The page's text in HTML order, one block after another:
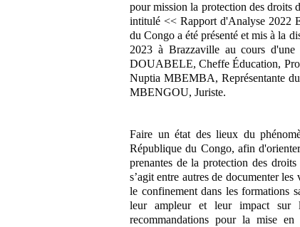
pour mission la protection des droits
intitulé << Rapport d'Analyse 2022
du Congo a été présenté et mis à la
2023 à Brazzaville au cours
DOUABELE, Cheffe Éducation,
Nuptia MBEMBA, Représentante
MBENGOU, Juriste.
Faire un état des lieux du
République du Congo, afin
prenantes de la protection des
s’agit entre autres de documenter
le confinement dans les formations
leur ampleur et leur impact sur
recommandations pour la mise